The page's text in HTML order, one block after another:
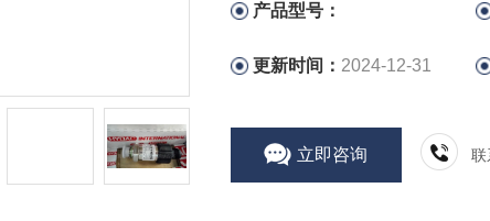
产品型号：
更新时间： 2024-12-31
立即咨询